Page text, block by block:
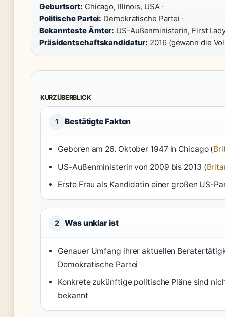
Geburtsort: Chicago, Illinois, USA ·
Politische Partei: Demokratische Partei ·
Bekannteste Ämter: US-Außenministerin, First
Präsidentschaftskandidatur: 2016 (gewann die
KURZÜBERBLICK
1 Bestätigte Fakten
Geboren am 26. Oktober 1947 in Chicago (
US-Außenministerin von 2009 bis 2013 (
Erste Frau als Kandidatin einer großen US-
2 Was unklar ist
Genauer Umfang ihrer aktuellen
Demokratische Partei
Konkrete zukünftige politische Pläne sind
bekannt